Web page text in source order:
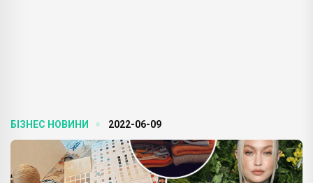
БІЗНЕС НОВИНИ 2022-06-09